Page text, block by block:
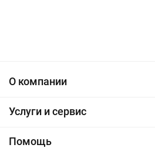
О компании
Услуги и сервис
Помощь